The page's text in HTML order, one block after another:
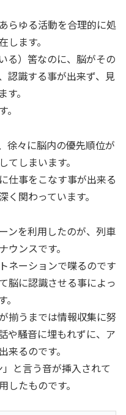
らゆる活動を合理的に処
ます。
る）筈なのに、脳がその
認識する事が出来ず、見
。
徐々に脳内の優先順位が
しまいます。
仕事をこなす事が出来る
関わっています。
ンを利用したのが、列車
ンスです。
ネーションで喋るのです
脳に認識させる事によっ
揃うまでは情報収集に努
や騒音に埋もれずに、ア
るのです。
と言う音が挿入されて
たものです。